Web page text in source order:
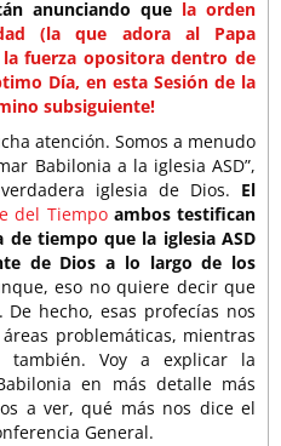
anunciando que la orden
(la que adora al Papa
la fuerza opositora dentro de
Día, en esta Sesión de la
subsiguiente!
atención. Somos a menudo
Babilonia a la iglesia ASD”,
iglesia de Dios. El
del Tiempo ambos testifican
tiempo que la iglesia ASD
de Dios a lo largo de los
eso no quiere decir que
hecho, esas profecías nos
problemáticas, mientras
también. Voy a explicar la
en más detalle más
a ver, qué más nos dice el
General.